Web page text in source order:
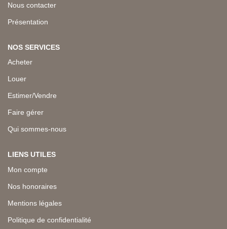
Nous contacter
Présentation
NOS SERVICES
Acheter
Louer
Estimer/Vendre
Faire gérer
Qui sommes-nous
LIENS UTILES
Mon compte
Nos honoraires
Mentions légales
Politique de confidentialité